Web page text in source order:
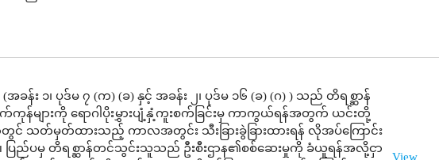
န်း ၁၊ ပုဒ်မ ၇ (က) (ခ) နှင့် အခန်း ၂၊ ပုဒ်မ ၁၆ (ခ) (ဂ) ) သည် တိရစ္ဆာန်
ကုန်များကို ရောဂါပိုးမွှားပျံ့နှံ့ကူးစက်ခြင်းမှ ကာကွယ်ရန်အတွက် ယင်းတို့
င် သတ်မှတ်ထားသည့် ကာလအတွင်း သီးခြားခွဲခြားထားရန် လိုအပ်ကြောင်း
။ ပြည်ပမှ တိရစ္ဆာန်တင်သွင်းသူသည် ဦးစီးဌာန၏စစ်ဆေးမှုကို ခံယူရန်အလို့ငှာ
View